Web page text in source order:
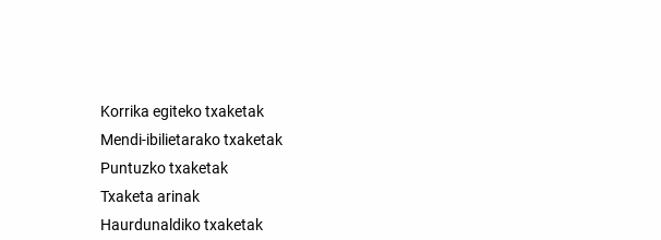
Korrika egiteko txaketak
Mendi-ibilietarako txaketak
Puntuzko txaketak
Txaketa arinak
Haurdunaldiko txaketak